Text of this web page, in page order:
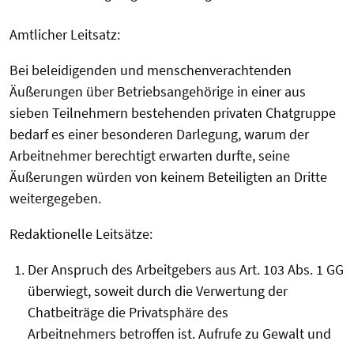
Amtlicher Leitsatz:
Bei beleidigenden und menschenverachtenden
Äußerungen über Betriebsangehörige in einer aus
sieben Teilnehmern bestehenden privaten Chatgruppe
bedarf es einer besonderen Darlegung, warum der
Arbeitnehmer berechtigt erwarten durfte, seine
Äußerungen würden von keinem Beteiligten an Dritte
weitergegeben.
Redaktionelle Leitsätze:
Der Anspruch des Arbeitgebers aus Art. 103 Abs. 1 GG
überwiegt, soweit durch die Verwertung der
Chatbeiträge die Privatsphäre des
Arbeitnehmers betroffen ist. Aufrufe zu Gewalt und